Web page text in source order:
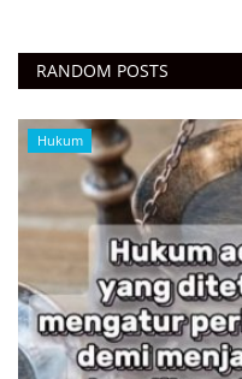
RANDOM POSTS
Hukum